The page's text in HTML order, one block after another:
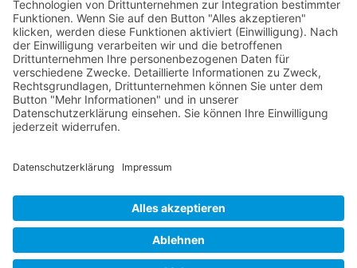
×
Fehler
7&list%5Bstart-date%5D=2026-07-
27T00%3A00%3A00Z&list%5Bend-date%5D=2026-09-
RLSO Minikalender
August 2026
Mo Di Mi Do Fr Sa
So
3127 28 29 30 31 1
2
3310 11 12
26 27 28
3